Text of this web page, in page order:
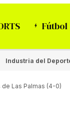
Fútbol
Industria del
Las Palmas (4-0)